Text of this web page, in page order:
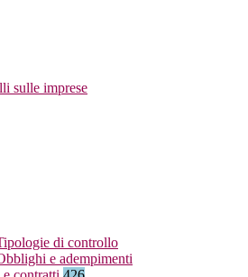
sulle imprese
di controllo
e adempimenti